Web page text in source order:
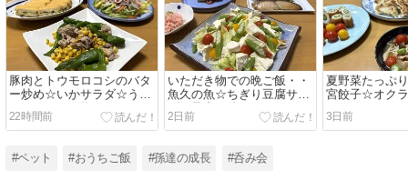
豚肉とトウモロコシのバタ
ー炒め☆いかサラダ☆うれ
しいいただき物
22時間前
いただき物での晩ご飯・・
魚久の魚☆ちぎり豆腐サラ
ダ☆子犬の件
2日前
夏野菜たっぷ
宮餃子☆オク
3日前
#ペット #おうちご飯 #孫達の成長 #呑み会